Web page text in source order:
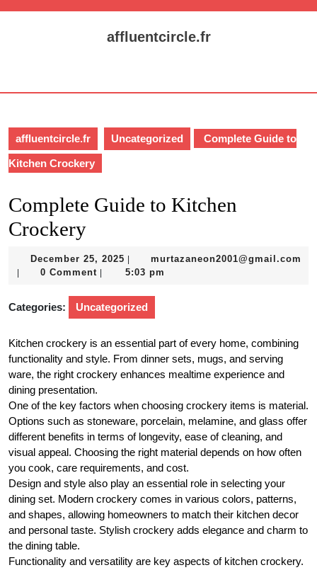
affluentcircle.fr
affluentcircle.fr Uncategorized Complete Guide to
Kitchen Crockery
Complete Guide to Kitchen
Crockery
December 25, 2025 December
25,
murtazaneon2001@gmail.com
murtazaneon2001@gmail.com
0 Comment 5:03 pm
Categories: Uncategorized
Kitchen crockery is an essential part of every home, combining
functionality and style. From dinner sets, mugs, and serving
ware, the right crockery enhances mealtime experience and
dining presentation.
One of the key factors when choosing crockery items is material.
Options such as stoneware, porcelain, melamine, and glass offer
different benefits in terms of longevity, ease of cleaning, and
visual appeal. Choosing the right material depends on how often
you cook, care requirements, and cost.
Design and style also play an essential role in selecting your
dining set. Modern crockery comes in various colors, patterns,
and shapes, allowing homeowners to match their kitchen decor
and personal taste. Stylish crockery adds elegance and charm to
the dining table.
Functionality and versatility are key aspects of kitchen crockery.